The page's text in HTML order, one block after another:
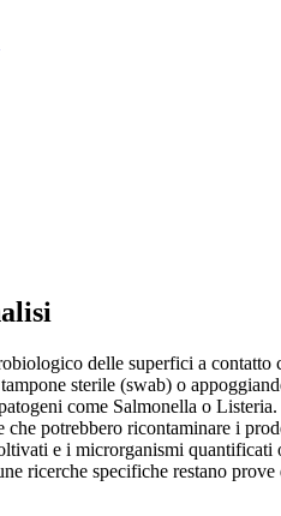
delle superfici a
sterile (swab) o
come Salmonella o
potrebbero ricontaminare i
e i microrganismi
ricerche specifiche restano prove